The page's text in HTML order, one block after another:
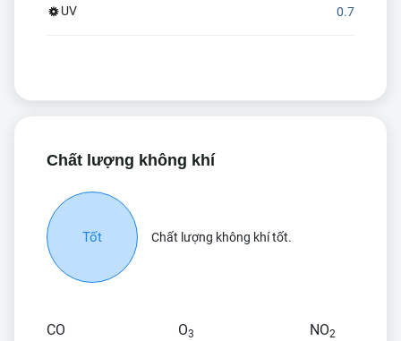
UV 0.7
Chất lượng không khí
Tốt Chất lượng không khí tốt.
CO
O3 NO2